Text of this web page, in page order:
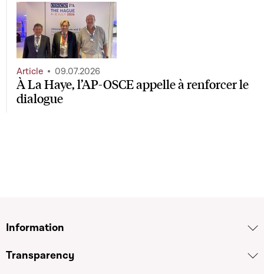
À La Haye, l’AP-OSCE appelle à renforcer le
dialogue
Article 09.07.2026
Information
Transparency